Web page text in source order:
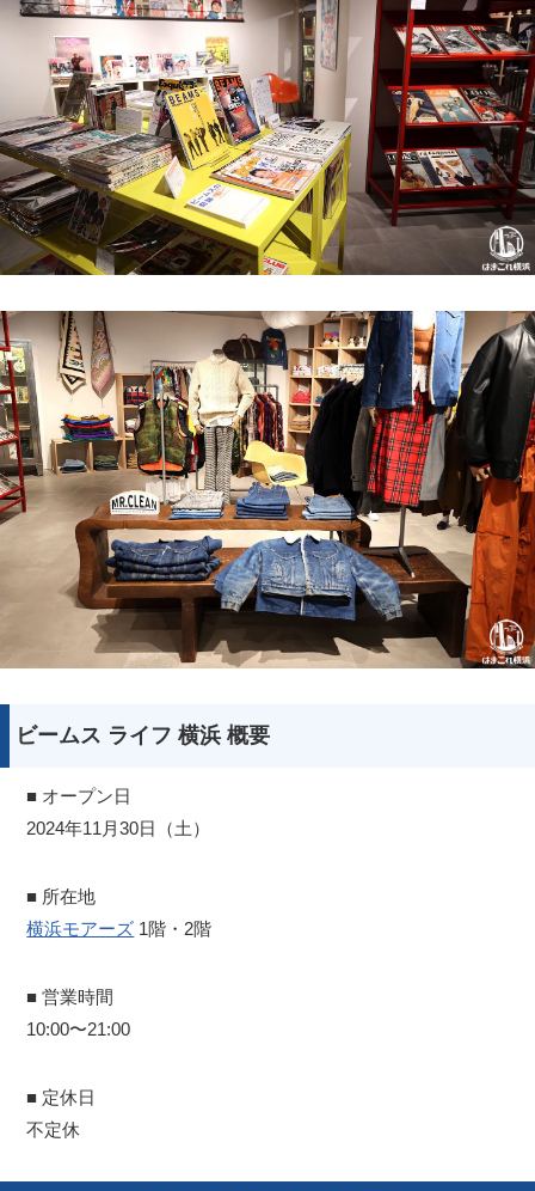
ビームス ライフ 横浜 概要
■ オープン日
2024年11月30日（土）
■ 所在地
横浜モアーズ 1階・2階
■ 営業時間
10:00〜21:00
■ 定休日
不定休